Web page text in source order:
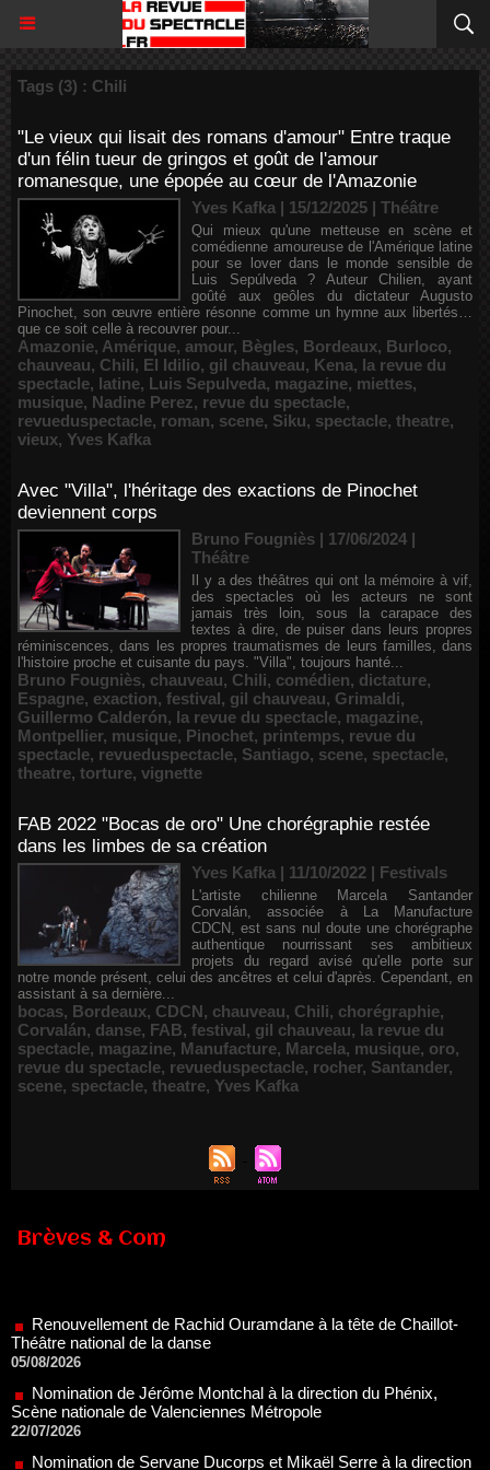
Tags (3) : Chili
"Le vieux qui lisait des romans d'amour" Entre traque
d'un félin tueur de gringos et goût de l'amour
romanesque, une épopée au cœur de l'Amazonie
Yves Kafka | 15/12/2025 | Théâtre
Qui mieux qu'une metteuse en scène et
comédienne amoureuse de l'Amérique latine
pour se lover dans le monde sensible de
Luis Sepúlveda ? Auteur Chilien, ayant
goûté aux geôles du dictateur Augusto
Pinochet, son œuvre entière résonne comme un hymne aux libertés…
que ce soit celle à recouvrer pour...
Amazonie, Amérique, amour, Bègles, Bordeaux, Burloco,
chauveau, Chili, El Idilio, gil chauveau, Kena, la revue du
spectacle, latine, Luis Sepulveda, magazine, miettes,
musique, Nadine Perez, revue du spectacle,
revueduspectacle, roman, scene, Siku, spectacle, theatre,
vieux, Yves Kafka
Avec "Villa", l'héritage des exactions de Pinochet
deviennent corps
Bruno Fougniès | 17/06/2024 |
Théâtre
Il y a des théâtres qui ont la mémoire à vif,
des spectacles où les acteurs ne sont
jamais très loin, sous la carapace des
textes à dire, de puiser dans leurs propres
réminiscences, dans les propres traumatismes de leurs familles, dans
l'histoire proche et cuisante du pays. "Villa", toujours hanté...
Bruno Fougniès, chauveau, Chili, comédien, dictature,
Espagne, exaction, festival, gil chauveau, Grimaldi,
Guillermo Calderón, la revue du spectacle, magazine,
Montpellier, musique, Pinochet, printemps, revue du
spectacle, revueduspectacle, Santiago, scene, spectacle,
theatre, torture, vignette
FAB 2022 "Bocas de oro" Une chorégraphie restée
dans les limbes de sa création
Yves Kafka | 11/10/2022 | Festivals
L'artiste chilienne Marcela Santander
Corvalán, associée à La Manufacture
CDCN, est sans nul doute une chorégraphe
authentique nourrissant ses ambitieux
projets du regard avisé qu'elle porte sur
notre monde présent, celui des ancêtres et celui d'après. Cependant, en
assistant à sa dernière...
bocas, Bordeaux, CDCN, chauveau, Chili, chorégraphie,
Corvalán, danse, FAB, festival, gil chauveau, la revue du
spectacle, magazine, Manufacture, Marcela, musique, oro,
revue du spectacle, revueduspectacle, rocher, Santander,
scene, spectacle, theatre, Yves Kafka
Brèves & Com
05/08/2026
Nomination de Jérôme Montchal à la direction du Phénix,
Scène nationale de Valenciennes Métropole
22/07/2026
Nomination de Servane Ducorps et Mikaël Serre à la direction
de la Comédie de Colmar - Centre Dramatique National Grand
Est Alsace